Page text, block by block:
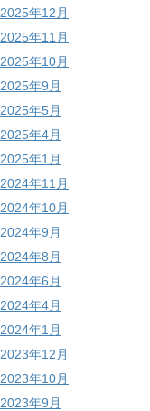
2025年12月
2025年11月
2025年10月
2025年9月
2025年5月
2025年4月
2025年1月
2024年11月
2024年10月
2024年9月
2024年8月
2024年6月
2024年4月
2024年1月
2023年12月
2023年10月
2023年9月